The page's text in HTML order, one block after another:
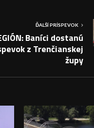
ĎALŠÍ PRÍSPEVOK
Baníci dostanú
z Trenčianskej
župy